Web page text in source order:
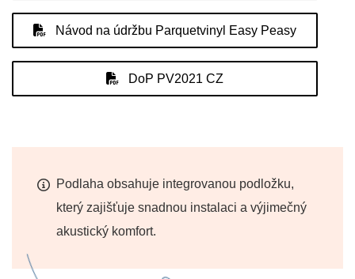
Návod na údržbu Parquetvinyl Easy Peasy
DoP PV2021 CZ
Podlaha obsahuje integrovanou podložku,
který zajišťuje snadnou instalaci a výjimečný
akustický komfort.